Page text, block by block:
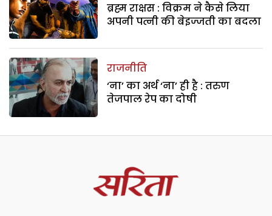
ब्रह्म राक्षस : विक्रम ने कैसे लिया
अपनी पत्नी की बेइज्जती का बदला
राजनीति
‘ना’ का अर्थ ‘ना’ ही है : तरुण
तेजपाल रेप का दोषी